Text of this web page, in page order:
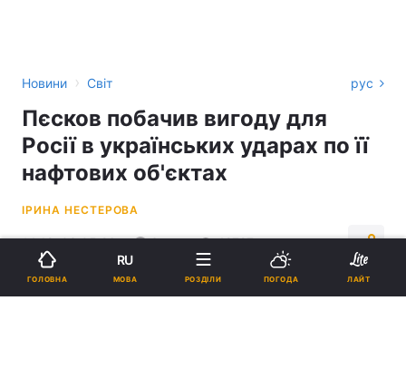
Новини › Світ рус
Пєсков побачив вигоду для
Росії в українських ударах по її
нафтових об'єктах
ІРИНА НЕСТЕРОВА
14:12, 03.05.26 3 хв. 42727
Підпишіться на нас в Google
ГОЛОВНА
RU
МОВА РОЗДІЛИ ПОГОДА ЛАЙТ